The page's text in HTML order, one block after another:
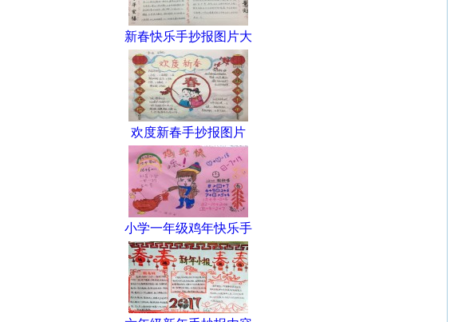
新春快乐手抄报图片大
欢度新春手抄报图片
小学一年级鸡年快乐手